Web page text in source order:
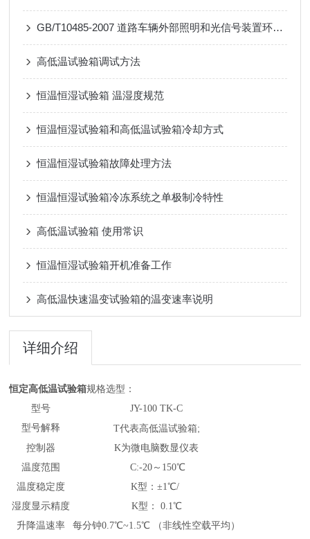
GB/T10485-2007 道路车辆外部照明和光信号装置环境耐久性试验方法-前照灯和前雾灯的热循环试验（高低温交变湿热试验箱）
高低温试验箱调试方法
恒温恒湿试验箱 温湿度规范
恒温恒湿试验箱和高低温试验箱冷却方式
恒温恒湿试验箱故障处理方法
恒温恒湿试验箱冷冻系统之单极制冷特性
高低温试验箱 使用常识
恒温恒湿试验箱开机准备工作
高低温快速温变试验箱的温变速率说明
详细介绍
恒定高低温试验箱规格选型：
型号
JY-100 TK-C
型号解释
T代表高低温试验箱;
控制器
K为微电脑数显仪表
温度范围
C:-20～150℃
温度稳定度
K型：±1℃/
湿度显示精度 K型： 0.1℃
升降温速率
每分钟0.7℃~1.5℃ （非线性空载平均）